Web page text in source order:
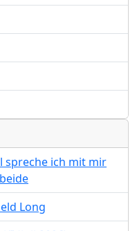
spreche ich mit mir
Long